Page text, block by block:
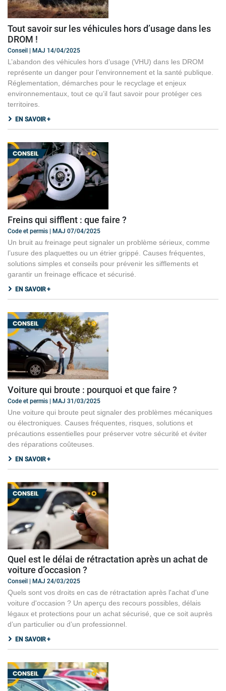
Tout savoir sur les véhicules hors d’usage dans les
DROM !
Conseil | MAJ 14/04/2025
L’abandon des véhicules hors d’usage (VHU) dans les DROM
représente un danger pour l’environnement et la santé publique.
Réglementation, démarches pour le recyclage et enjeux
environnementaux, tout ce qu’il faut savoir pour protéger ces
territoires.
EN SAVOIR +
Freins qui sifflent : que faire ?
Code et permis | MAJ 07/04/2025
Un bruit au freinage peut signaler un problème sérieux, comme
l’usure des plaquettes ou un étrier grippé. Causes fréquentes,
solutions simples et conseils pour prévenir les sifflements et
garantir un freinage efficace et sécurisé.
EN SAVOIR +
Voiture qui broute : pourquoi et que faire ?
Code et permis | MAJ 31/03/2025
Une voiture qui broute peut signaler des problèmes mécaniques
ou électroniques. Causes fréquentes, risques, solutions et
précautions essentielles pour préserver votre sécurité et éviter
des réparations coûteuses.
EN SAVOIR +
Quel est le délai de rétractation après un achat de
voiture d’occasion ?
Conseil | MAJ 24/03/2025
Quels sont vos droits en cas de rétractation après l'achat d'une
voiture d'occasion ? Un aperçu des recours possibles, délais
légaux et protections pour un achat sécurisé, que ce soit auprès
d’un particulier ou d’un professionnel.
EN SAVOIR +